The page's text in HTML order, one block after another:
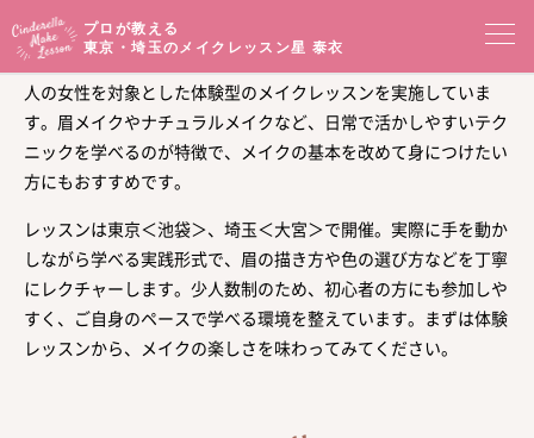
プロが教える
東京・埼玉のメイクレッスン星 泰衣
コンセプト
メイクレッスン一覧
プロフィール メイクブログ
お客様の声 サロンアクセス
星泰衣のシンデレラメイクレッスンは、東京・埼玉を拠点に、大
人の女性を対象とした体験型のメイクレッスンを実施していま
す。眉メイクやナチュラルメイクなど、日常で活かしやすいテク
ニックを学べるのが特徴で、メイクの基本を改めて身につけたい
方にもおすすめです。
レッスンは東京＜池袋＞、埼玉＜大宮＞で開催。実際に手を動か
しながら学べる実践形式で、眉の描き方や色の選び方などを丁寧
にレクチャーします。少人数制のため、初心者の方にも参加しや
すく、ご自身のペースで学べる環境を整えています。まずは体験
レッスンから、メイクの楽しさを味わってみてください。